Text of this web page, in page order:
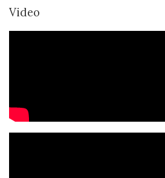
Video